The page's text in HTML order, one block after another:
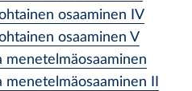
osaaminen IV
osaaminen V
menetelmäosaaminen
menetelmäosaaminen II